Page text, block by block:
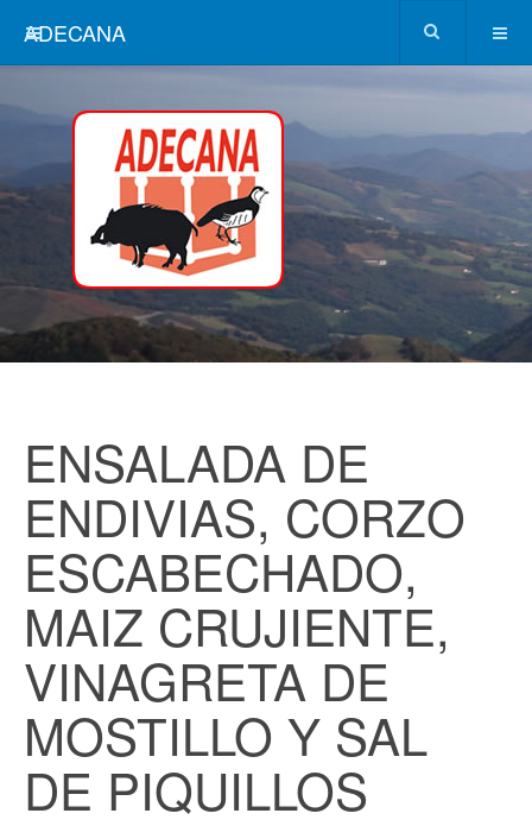
ADECANA
ENSALADA DE
ENDIVIAS, CORZO
ESCABECHADO,
MAIZ CRUJIENTE,
VINAGRETA DE
MOSTILLO Y SAL
DE PIQUILLOS